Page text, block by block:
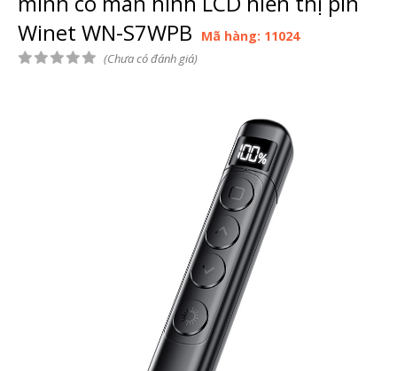
Winet WN-S7WPB
Mã hàng: 11024
(Chưa có đánh giá)